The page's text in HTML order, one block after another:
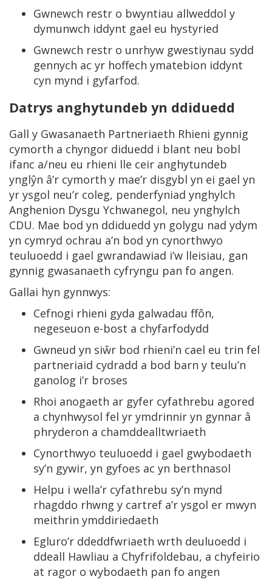
Gwnewch restr o bwyntiau allweddol y
dymunwch iddynt gael eu hystyried
Gwnewch restr o unrhyw gwestiynau sydd
gennych ac yr hoffech ymatebion iddynt
cyn mynd i gyfarfod.
Datrys anghytundeb yn ddiduedd
Gall y Gwasanaeth Partneriaeth Rhieni gynnig
cymorth a chyngor diduedd i blant neu bobl
ifanc a/neu eu rhieni lle ceir anghytundeb
ynglŷn â’r cymorth y mae’r disgybl yn ei gael yn
yr ysgol neu’r coleg, penderfyniad ynghylch
Anghenion Dysgu Ychwanegol, neu ynghylch
CDU. Mae bod yn ddiduedd yn golygu nad ydym
yn cymryd ochrau a’n bod yn cynorthwyo
teuluoedd i gael gwrandawiad i’w lleisiau, gan
gynnig gwasanaeth cyfryngu pan fo angen.
Gallai hyn gynnwys:
Cefnogi rhieni gyda galwadau ffôn,
negeseuon e-bost a chyfarfodydd
Gwneud yn siŵr bod rhieni’n cael eu trin fel
partneriaid cydradd a bod barn y teulu’n
ganolog i’r broses
Rhoi anogaeth ar gyfer cyfathrebu agored
a chynhwysol fel yr ymdrinnir yn gynnar â
phryderon a chamddealltwriaeth
Cynorthwyo teuluoedd i gael gwybodaeth
sy’n gywir, yn gyfoes ac yn berthnasol
Helpu i wella’r cyfathrebu sy’n mynd
rhagddo rhwng y cartref a’r ysgol er mwyn
meithrin ymddiriedaeth
Egluro’r ddeddfwriaeth wrth deuluoedd i
ddeall Hawliau a Chyfrifoldebau, a chyfeirio
at ragor o wybodaeth pan fo angen